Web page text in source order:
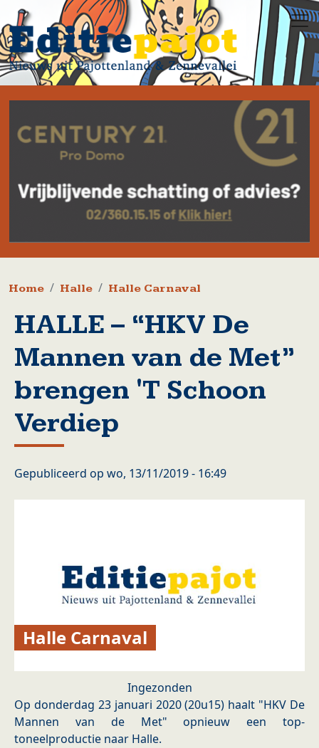
Overslaan en naar de inhoud gaan
Kruimelpad
Home Halle Halle Carnaval
HALLE – “HKV De
Mannen van de Met”
brengen 'T Schoon
Verdiep
Gepubliceerd op wo, 13/11/2019 - 16:49
Halle Carnaval
Ingezonden
Op donderdag 23 januari 2020 (20u15) haalt "HKV De
Mannen van de Met" opnieuw een top-
toneelproductie naar Halle.